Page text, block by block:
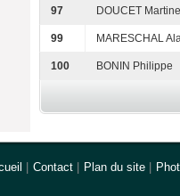
97 DOUCET Martine
99 MARESCHAL
100 BONIN Philippe
Contact Plan du site